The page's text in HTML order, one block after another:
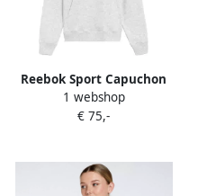
Reebok Sport Capuchon
sweaters Sweat à capuche
Sf Graphic Hoodie unisexe
1 webshop
€ 75,-